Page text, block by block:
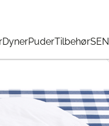
DynerPuderTilbehør